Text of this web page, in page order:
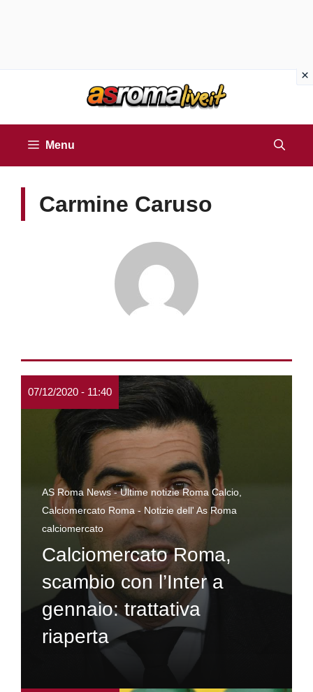
Menu
Carmine Caruso
07/12/2020 - 11:40
AS Roma News - Ultime notizie Roma Calcio
Calciomercato Roma - Notizie dell' As Roma
calciomercato
Calciomercato Roma,
scambio con l’Inter a
gennaio: trattativa
riaperta